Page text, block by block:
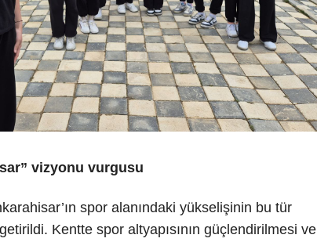
vizyonu vurgusu
spor alanındaki yükselişinin bu tür
Kentte spor altyapısının güçlendirilmesi ve